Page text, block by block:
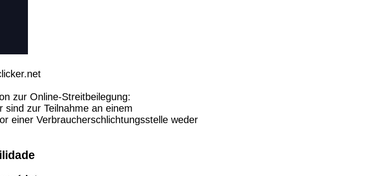
sind zur Teilnahme an einem
einer Verbraucherschlichtungsstelle weder